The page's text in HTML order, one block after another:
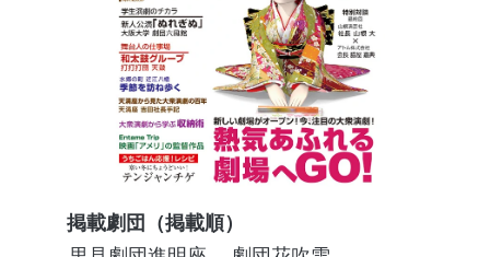
掲載劇団（掲載順）